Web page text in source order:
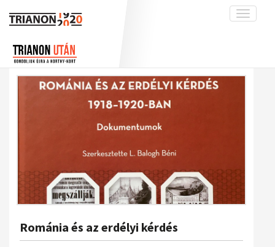
Toggle
Nemzetközi kontextus: iratok és
interpretációk
Az összeomlás és a magyar társadalom
A békerendszer megszilárdulása
Utókor és emlékezet
A kutatócsoport működéséről
Hírek
Adatbázis
Emlékművek (feltöltés alatt)
Menekültek
Visszhang
Publikációk
Trianon-kommentár
Románia és az erdélyi kérdés